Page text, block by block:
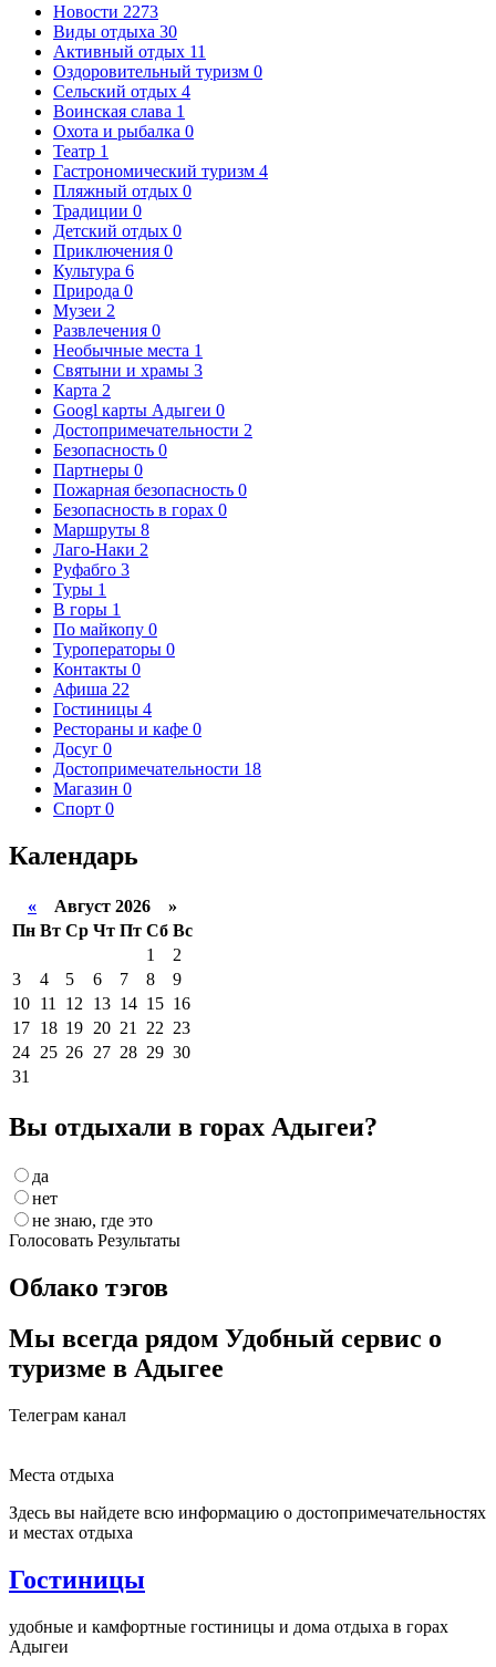
Новости 2273
Виды отдыха 30
Активный отдых 11
Оздоровительный туризм 0
Сельский отдых 4
Воинская слава 1
Охота и рыбалка 0
Театр 1
Гастрономический туризм 4
Пляжный отдых 0
Традиции 0
Детский отдых 0
Приключения 0
Культура 6
Природа 0
Музеи 2
Развлечения 0
Необычные места 1
Святыни и храмы 3
Карта 2
Googl карты Адыгеи 0
Достопримечательности 2
Безопасность 0
Партнеры 0
Пожарная безопасность 0
Безопасность в горах 0
Маршруты 8
Лаго-Наки 2
Руфабго 3
Туры 1
В горы 1
По майкопу 0
Туроператоры 0
Контакты 0
Афиша 22
Гостиницы 4
Рестораны и кафе 0
Досуг 0
Достопримечательности 18
Магазин 0
Спорт 0
Календарь
« Август 2026 »
Пн Вт Ср Чт Пт Сб Вс
1
2
3
4 5 6 7 8
9
10 11 12 13 14 15 16
17 18 19 20 21 22 23
24 25 26 27 28 29 30
31
Вы отдыхали в горах Адыгеи?
да
нет
не знаю, где это
Голосовать Результаты
Облако тэгов
Мы всегда рядом Удобный сервис о
туризме в Адыгее
Телеграм канал
Места отдыха
Здесь вы найдете всю информацию о достопримечательностях
и местах отдыха
Гостиницы
удобные и камфортные гостиницы и дома отдыха в горах
Адыгеи